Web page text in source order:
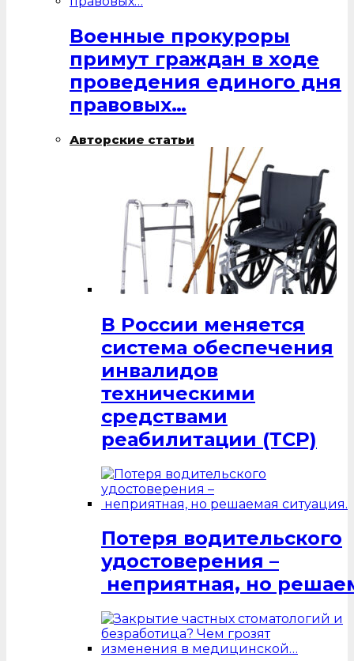
Военные прокуроры
примут граждан в ходе
проведения единого дня
правовых…
Авторские статьи
В России меняется
система обеспечения
инвалидов
техническими
средствами
реабилитации (ТСР)
Потеря водительского
удостоверения –
неприятная, но